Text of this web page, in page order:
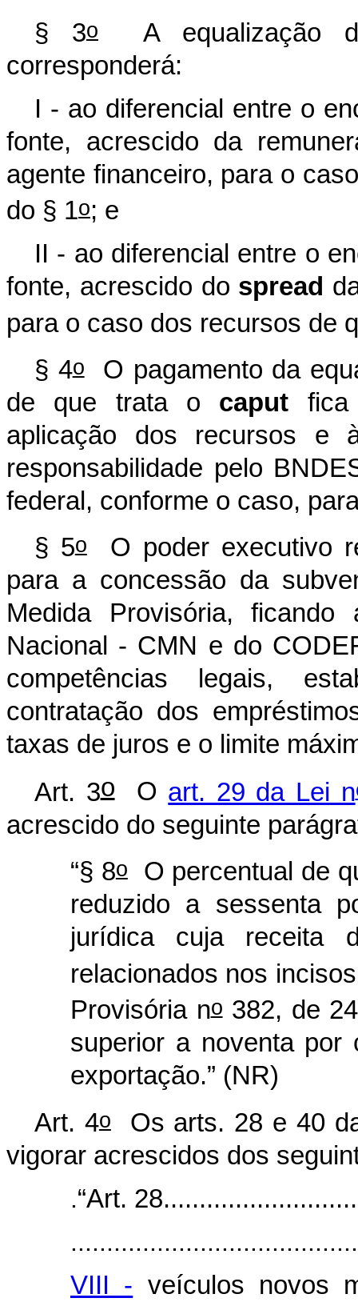
§ 3o
A equalização
corresponderá:
I - ao diferencial entre o
fonte, acrescido da
agente financeiro, para o
do § 1o; e
II - ao diferencial entre o
fonte, acrescido do spread
para o caso dos recursos de
§ 4oO pagamento da
de que trata o caput fica
aplicação dos recursos e
responsabilidade pelo
federal, conforme o caso,
§ 5oO poder executivo
para a concessão da
Medida Provisória,
Nacional - CMN e do
competências legais,
contratação dos
taxas de juros e o limite
Art. 3oO art. 29 da Lei n
acrescido do seguinte
“§ 8oO percentual de
reduzido a sessenta
jurídica cuja receita
relacionados nos
Provisória no382, de
superior a noventa por
exportação.” (NR)
Art. 4oOs arts. 28 e 40
vigorar acrescidos dos
.“Art.
VIII - veículos novos